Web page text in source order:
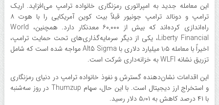
این معامله جدید به امپراتوری رمزنگاری خانواده ترامپ می‌افزاید. اریک
ترامپ و دونالد ترامپ جونیور قبلاً بیت کوین آمریکایی را با هوت ۸
راه‌اندازی کرده‌اند که بیش از ۶۰,۰۰۰ معدنکار دارد. همچنین، World
Liberty Financial، یکی از دیگر سرمایه‌گذاری‌های تحت حمایت ترامپ،
اخیراً با معامله ۱٫۵ میلیارد دلاری با Alt5 Sigma مواجه شده است که شامل
تزریق نشانه WLFI به خزانه‌داری شرکت است.
این اقدامات نشان‌دهنده گسترش و نفوذ خانواده ترامپ در دنیای رمزنگاری
و استخراج ارز دیجیتال است. با این حال، سهام Thumzup در روز سه‌شنبه
با ۴۱ درصد کاهش به ۵٫۰۱ دلار رسید.